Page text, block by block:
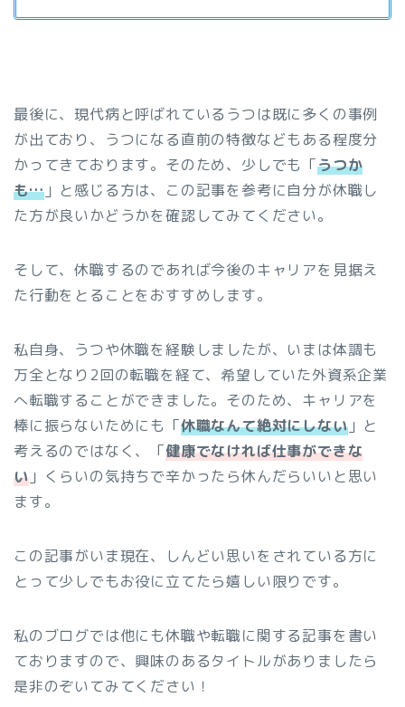
最後に、現代病と呼ばれているうつは既に多くの事例
が出ており、うつになる直前の特徴などもある程度分
かってきております。そのため、少しでも「うつか
も…」と感じる方は、この記事を参考に自分が休職し
た方が良いかどうかを確認してみてください。
そして、休職するのであれば今後のキャリアを見据え
た行動をとることをおすすめします。
私自身、うつや休職を経験しましたが、いまは体調も
万全となり2回の転職を経て、希望していた外資系企業
へ転職することができました。そのため、キャリアを
棒に振らないためにも「休職なんて絶対にしない」と
考えるのではなく、「健康でなければ仕事ができな
い」くらいの気持ちで辛かったら休んだらいいと思い
ます。
この記事がいま現在、しんどい思いをされている方に
とって少しでもお役に立てたら嬉しい限りです。
私のブログでは他にも休職や転職に関する記事を書い
ておりますので、興味のあるタイトルがありましたら
是非のぞいてみてください！